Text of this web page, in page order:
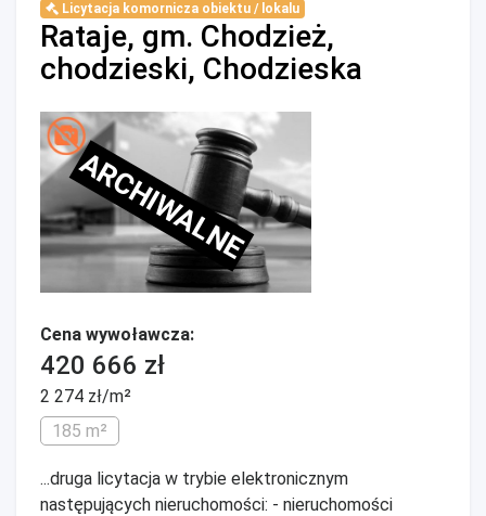
Licytacja komornicza obiektu / lokalu
Rataje, gm. Chodzież,
chodzieski, Chodzieska
ARCHIWALNE
Cena wywoławcza:
420 666 zł
2 274 zł/m²
185 m²
...druga licytacja w trybie elektronicznym
następujących nieruchomości: - nieruchomości